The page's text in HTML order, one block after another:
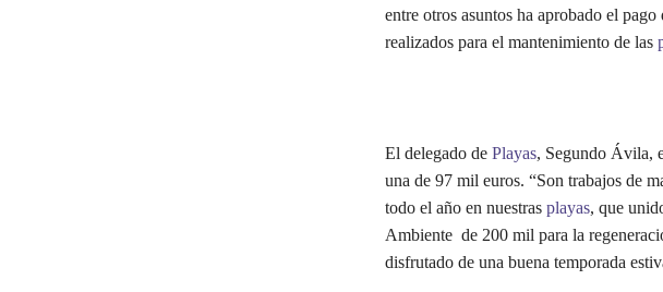
entre otros asuntos ha aprobado el
realizados para el mantenimiento de las
El delegado de Playas, Segundo Ávila,
una de 97 mil euros. “Son trabajos de
todo el año en nuestras playas, que
Ambiente de 200 mil para la
disfrutado de una buena temporada